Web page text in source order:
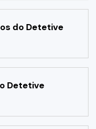
do Detetive
Detetive